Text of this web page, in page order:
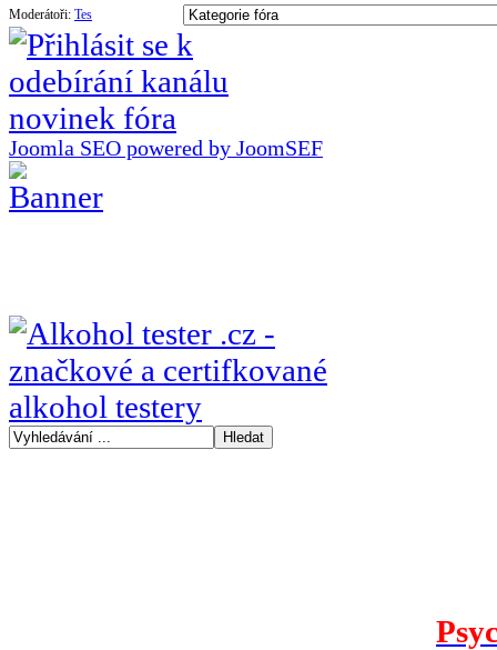
Moderátoři: Tes
Joomla SEO powered by JoomSEF